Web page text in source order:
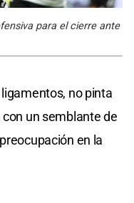
para el cierre ante
no pinta
un semblante de
en la